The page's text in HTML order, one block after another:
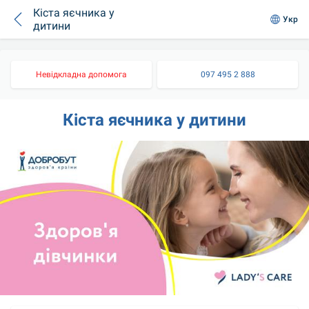
Кіста яєчника у
дитини
Укр
Невідкладна допомога 097 495 2 888
Кіста яєчника у дитини